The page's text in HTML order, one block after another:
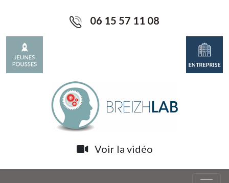
06 15 57 11 08
Voir la vidéo